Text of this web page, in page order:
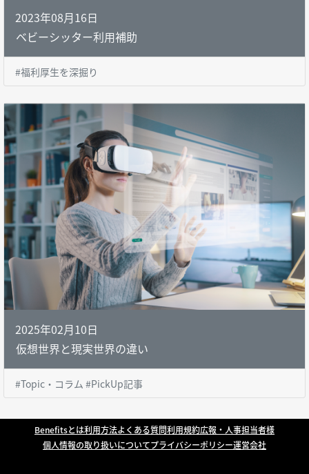
2023年08月16日
ベビーシッター利用補助
#福利厚生を深掘り
2025年02月10日
仮想世界と現実世界の違い
#Topic・コラム #PickUp記事
Benefitsとは利用方法よくある質問利用規約広報・人事担当者様
個人情報の取り扱いについてプライバシーポリシー運営会社